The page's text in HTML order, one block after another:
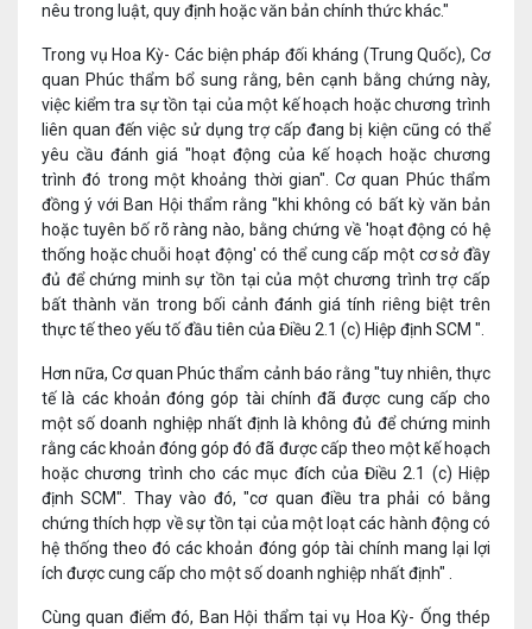
nêu trong luật, quy định hoặc văn bản chính thức khác."
Trong vụ Hoa Kỳ- Các biện pháp đối kháng (Trung Quốc), Cơ
quan Phúc thẩm bổ sung rằng, bên cạnh bằng chứng này,
việc kiểm tra sự tồn tại của một kế hoạch hoặc chương trình
liên quan đến việc sử dụng trợ cấp đang bị kiện cũng có thể
yêu cầu đánh giá "hoạt động của kế hoạch hoặc chương
trình đó trong một khoảng thời gian". Cơ quan Phúc thẩm
đồng ý với Ban Hội thẩm rằng "khi không có bất kỳ văn bản
hoặc tuyên bố rõ ràng nào, bằng chứng về 'hoạt động có hệ
thống hoặc chuỗi hoạt động' có thể cung cấp một cơ sở đầy
đủ để chứng minh sự tồn tại của một chương trình trợ cấp
bất thành văn trong bối cảnh đánh giá tính riêng biệt trên
thực tế theo yếu tố đầu tiên của Điều 2.1 (c) Hiệp định SCM ".
Hơn nữa, Cơ quan Phúc thẩm cảnh báo rằng "tuy nhiên, thực
tế là các khoản đóng góp tài chính đã được cung cấp cho
một số doanh nghiệp nhất định là không đủ để chứng minh
rằng các khoản đóng góp đó đã được cấp theo một kế hoạch
hoặc chương trình cho các mục đích của Điều 2.1 (c) Hiệp
định SCM". Thay vào đó, "cơ quan điều tra phải có bằng
chứng thích hợp về sự tồn tại của một loạt các hành động có
hệ thống theo đó các khoản đóng góp tài chính mang lại lợi
ích được cung cấp cho một số doanh nghiệp nhất định" .
Cùng quan điểm đó, Ban Hội thẩm tại vụ Hoa Kỳ- Ống thép